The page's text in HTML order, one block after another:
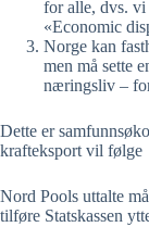
for alle, dvs.
«Economic
Norge kan
men må sette
næringsliv –
Dette er
krafteksport vil følge
Nord Pools uttalte
tilføre Statskassen